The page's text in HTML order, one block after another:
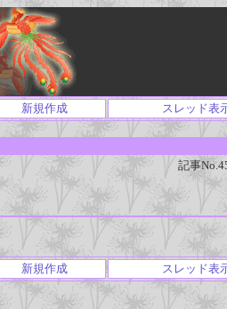
新規作成 スレッド表
記事
新規作成 スレッド表